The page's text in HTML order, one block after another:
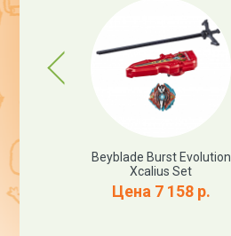
Previous
Playset
р.
Beyblade Burst Evolution
Xcalius Set
Цена 7 158 р.